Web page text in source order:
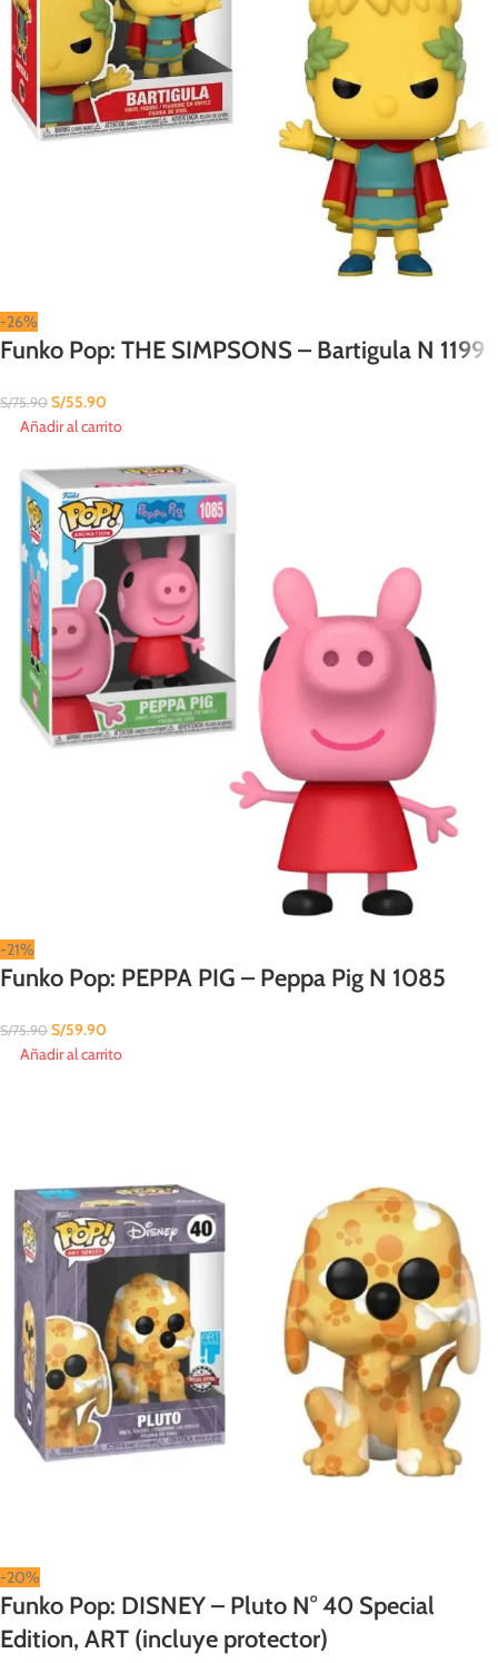
-26%
Funko Pop: THE SIMPSONS – Bartigula N 1199
S/75.90 S/55.90
Añadir al carrito
-21%
Funko Pop: PEPPA PIG – Peppa Pig N 1085
S/75.90 S/59.90
Añadir al carrito
-20%
Funko Pop: DISNEY – Pluto N° 40 Special
Edition, ART (incluye protector)